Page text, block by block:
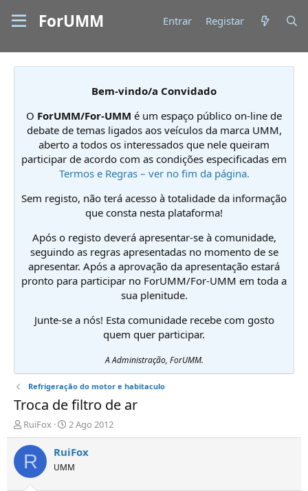
ForUMM Entrar Registar
Bem-vindo/a Convidado
O ForUMM/For-UMM é um espaço público on-line de
debate de temas ligados aos veículos da marca UMM,
aberto a todos os interessados que nele queiram
participar de acordo com as condições especificadas em
Termos e Regras – ver no fim da página.
Sem registo, não terá acesso à totalidade da informação
que consta nesta plataforma!
Após o registo deverá apresentar-se à comunidade,
seguindo as regras apresentadas no momento de se
apresentar. Após a aprovação da apresentação estará
pronto para participar no ForUMM/For-UMM em toda a
sua plenitude.
Junte-se a nós! Esta comunidade recebe com gosto
quem quer participar.
A Administração, ForUMM.
Refrigeração do motor e habitaculo
Troca de filtro de ar
I
n
i
i
RuiFox
D
a
t
d
2 Ago 2012
R RuiFox
UMM